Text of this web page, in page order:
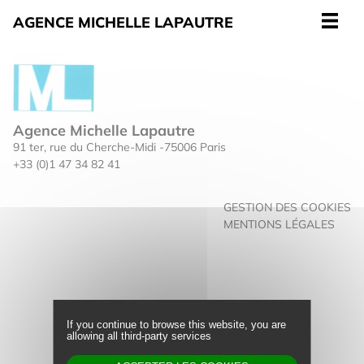
AGENCE MICHELLE LAPAUTRE
Représentations
Agence Michelle Lapautre
91 ter, rue du Cherche-Midi -75006 Paris
+33 (0)1 47 34 82 41
GESTION DES COOKIES
MENTIONS LÉGALES
If you continue to browse this website, you are
allowing all third-party services